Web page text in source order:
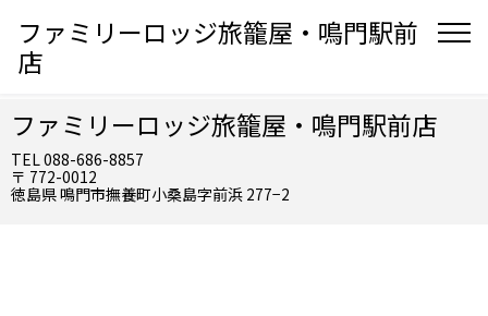
ファミリーロッジ旅籠屋・鳴門駅前
店
ファミリーロッジ旅籠屋・鳴門駅前店
TEL 088-686-8857
〒 772-0012
徳島県 鳴門市撫養町小桑島字前浜 277−2